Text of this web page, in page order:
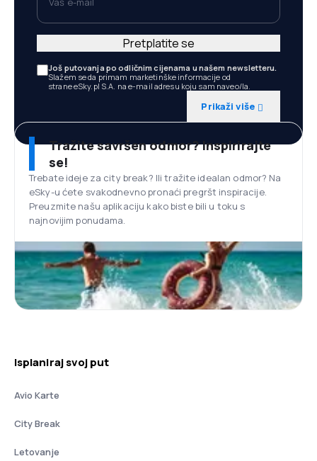
Još putovanja po odličnim cijenama u našem newsletteru.
Slažem se da primam marketinške informacije od
strane eSky.pl S.A. na e-mail adresu koju sam naveo/la.
Prikaži više
Pretplatite se
Tražite savršen odmor? Inspirirajte
se!
Trebate ideje za city break? Ili tražite idealan odmor? Na
eSky-u ćete svakodnevno pronaći pregršt inspiracije.
Preuzmite našu aplikaciju kako biste bili u toku s
najnovijim ponudama.
Isplaniraj svoj put
Avio Karte
City Break
Letovanje